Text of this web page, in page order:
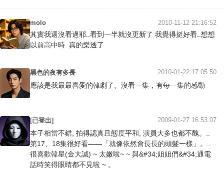
molo 2010-11-12 21:16:52
其實我還沒看過耶..看到一半就沒更新了 我覺得挺好看..想想
以前高中時. 真的樂透了
黑色的夜有多長 2010-01-22 17:05:50
應該是我最最喜愛的韓劇了。沒看一集，有每一集的感動
[已登出] 2009-01-27 16:53:07
本子相當不錯, 拍得認真且態度平和, 演員大多也都不醜。..
第17、18集很好看——「就像依然會長長的頭髮一樣」。..
很喜歡韓星(金大誠) ~ 太嫩啦~ ~ 與&#34;姐姐們&#34;通電
話時笑得眼睛都不見啦 ~ 。